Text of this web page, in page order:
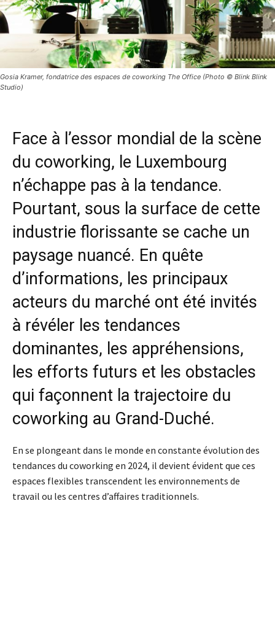
Gosia Kramer, fondatrice des espaces de coworking The Office (Photo © Blink Blink
Studio)
Face à l’essor mondial de la scène
du coworking, le Luxembourg
n’échappe pas à la tendance.
Pourtant, sous la surface de cette
industrie florissante se cache un
paysage nuancé. En quête
d’informations, les principaux
acteurs du marché ont été invités
à révéler les tendances
dominantes, les appréhensions,
les efforts futurs et les obstacles
qui façonnent la trajectoire du
coworking au Grand-Duché.
En se plongeant dans le monde en constante évolution des
tendances du coworking en 2024, il devient évident que ces
espaces flexibles transcendent les environnements de
travail ou les centres d’affaires traditionnels.